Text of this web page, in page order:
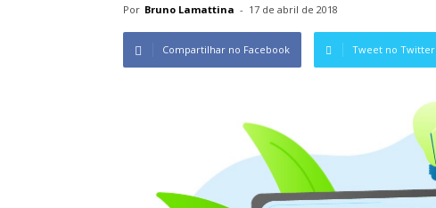
Por Bruno Lamattina - 17 de abril de 2018
Compartilhar no Facebook Tweet no Twitter